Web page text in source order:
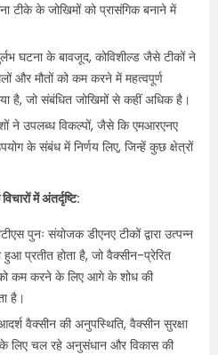
टीके के जोखिमों को प्रासंगिक बनाने में
घटना के बावजूद, कोविशील्ड जैसे टीकों ने
और मौतों को कम करने में महत्वपूर्ण
है, जो संबंधित जोखिमों से कहीं अधिक है।
ने उपलब्ध विकल्पों, जैसे कि एमआरएनए
के संबंध में निर्णय लिए, जिन्हें कुछ क्षेत्रों
में अंतर्दृष्टि:
पुनः संयोजक डीएनए टीकों द्वारा उत्पन्न
हुआ प्रतीत होता है, जो वैक्सीन-प्रेरित
कम करने के लिए आगे के शोध की
है।
वैक्सीन की अनुपस्थिति, वैक्सीन सुरक्षा
के लिए चल रहे अनुसंधान और विकास की